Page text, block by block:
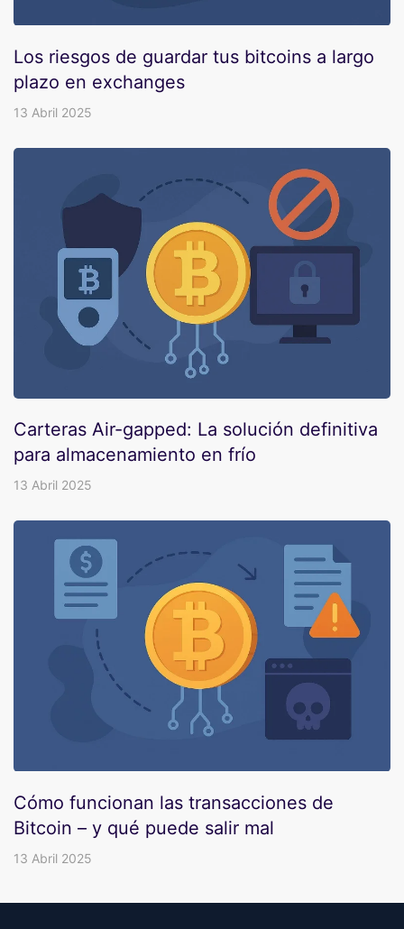
Los riesgos de guardar tus bitcoins a largo
plazo en exchanges
13 Abril 2025
Carteras Air-gapped: La solución definitiva
para almacenamiento en frío
13 Abril 2025
Cómo funcionan las transacciones de
Bitcoin – y qué puede salir mal
13 Abril 2025